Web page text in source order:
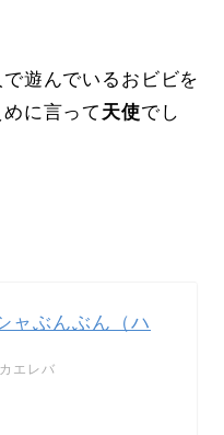
遊んでいるおビビを
に言って 天使でし
ャぶんぶん（ハ
カエレバ